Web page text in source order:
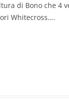
di Bono che 4
Whitecross….